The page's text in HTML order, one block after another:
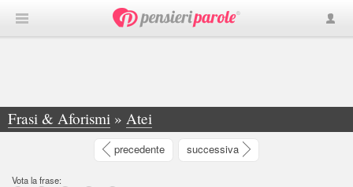
Frasi & Aforismi » Atei
»Nei social network ci sono cristiani che come... - Francesco Avella
precedente successiva
Vota la frase: